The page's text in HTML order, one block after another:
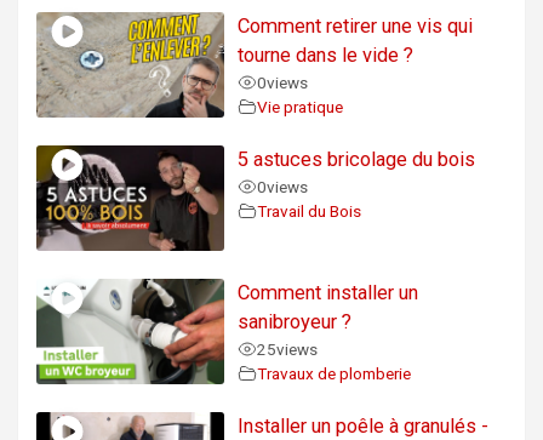
Comment retirer une vis qui
tourne dans le vide ?
0views
Vie pratique
5 astuces bricolage du bois
0views
Travail du Bois
Comment installer un
sanibroyeur ?
25views
Travaux de plomberie
Installer un poêle à granulés -